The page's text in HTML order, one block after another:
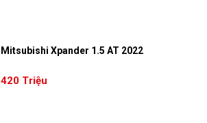
Mitsubishi Xpander 1.5 AT 2022
420 Triệu